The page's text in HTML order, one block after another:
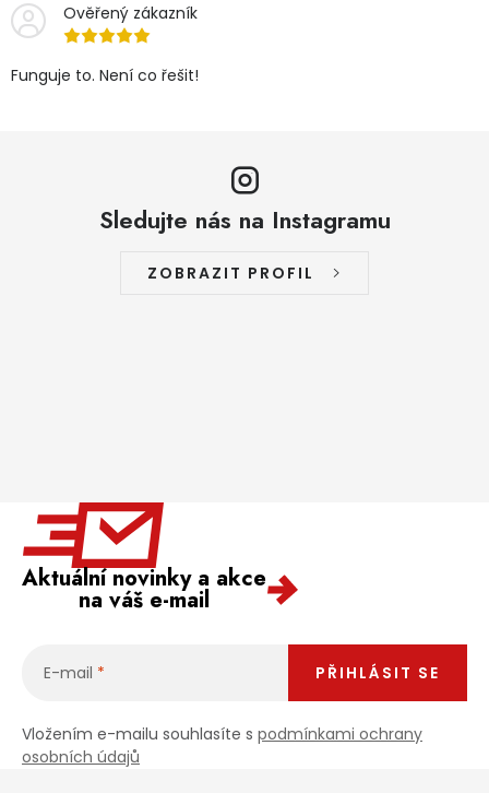
Ověřený zákazník
Funguje to. Není co řešit!
Sledujte nás na Instagramu
ZOBRAZIT PROFIL
Aktuální novinky a akce
na váš e-mail
E-mail
Vložením e-mailu souhlasíte s podmínkami ochrany
osobních údajů
PŘIHLÁSIT SE